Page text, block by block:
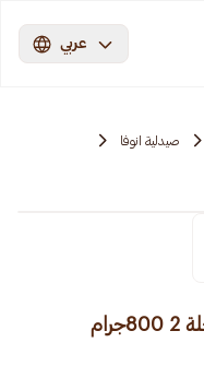
عربي
صيدلية انوفا